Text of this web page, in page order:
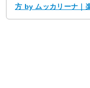
方 by ムッカリーナ｜